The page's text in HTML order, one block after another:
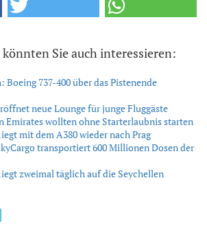
Sie auch interessieren:
Boeing 737-400 über das Pistenende
neue Lounge für junge Fluggäste
Emirates wollten ohne Starterlaubnis starten
mit dem A380 wieder nach Prag
transportiert 600 Millionen Dosen der
zweimal täglich auf die Seychellen